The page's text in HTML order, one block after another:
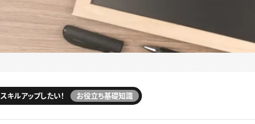
スキルアップしたい！ お役立ち基礎知識